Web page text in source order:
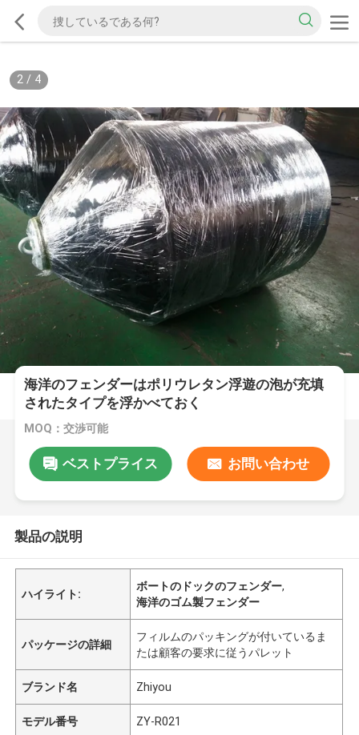
2/ 4
海洋のフェンダーはポリウレタン浮遊の泡が充填
されたタイプを浮かべておく
MOQ：交渉可能
ベストプライス お問い合わせ
製品の説明
ハイライト:
ボートのドックのフェンダー,
海洋のゴム製フェンダー
パッケージの詳細
フィルムのパッキングが付いているま
たは顧客の要求に従うパレット
ブランド名 Zhiyou
モデル番号 ZY-R021